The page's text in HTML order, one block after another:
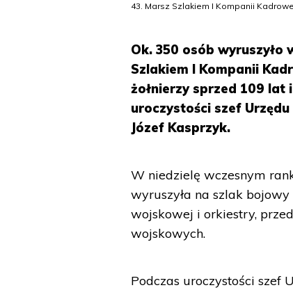
43. Marsz Szlakiem I Kompanii
Ok. 350 osób wyruszyło
Szlakiem I Kompanii
żołnierzy sprzed 109 lat
uroczystości szef
Józef Kasprzyk.
W niedzielę wczesnym
wyruszyła na szlak
wojskowej i orkiestry,
wojskowych.
Podczas uroczystości szef